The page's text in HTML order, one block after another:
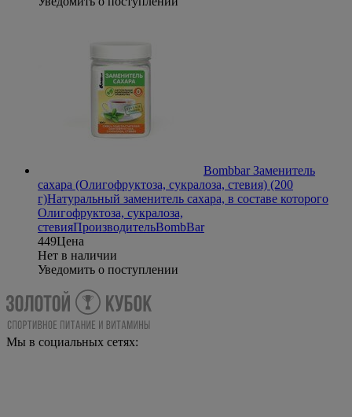
Bombbar Заменитель
сахара (Олигофруктоза, сукралоза, стевия) (200
г)Натуральный заменитель сахара, в составе которого
Олигофруктоза, сукралоза,
стевияПроизводительBombBar
449Цена
Нет в наличии
Уведомить о поступлении
Мы в социальных сетях: